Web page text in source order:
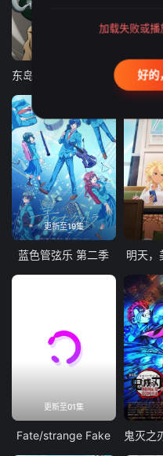
更新至19集
蓝色管弦乐 第二季 明天，
更新至01集
Fate/strange Fake
加载失败或
好的